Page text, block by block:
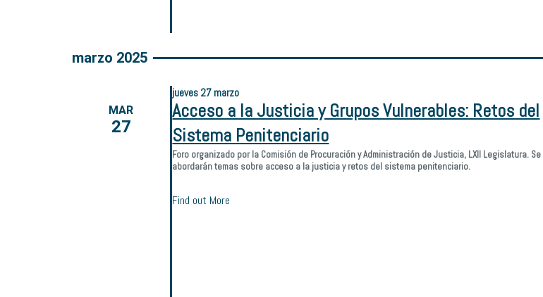
marzo 2025
MAR
27
jueves 27 marzo
Acceso a la Justicia y Grupos Vulnerables: Retos del
Sistema Penitenciario
Foro organizado por la Comisión de Procuración y Administración de Justicia, LXII Legislatura. Se
abordarán temas sobre acceso a la justicia y retos del sistema penitenciario.
Find out More